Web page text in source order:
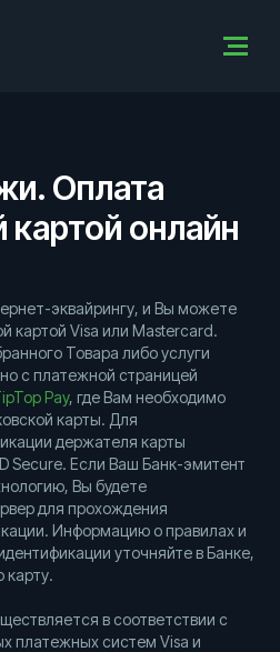
Оплата
картой онлайн
эквайрингу, и Вы можете
картой Visa или Mastercard.
Товара либо услуги
с платежной страницей
Pay, где Вам необходимо
карты. Для
держателя карты
Secure. Если Ваш Банк-эмитент
Вы будете
для прохождения
Информацию о правилах и
уточняйте в Банке,
в соответствии с
платежных систем Visa и